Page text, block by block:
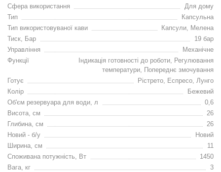
Сфера використання
Для дому
Тип
Капсульна
Тип використовуваної кави
Капсули, Мелена
Тиск, Бар
19 бар
Управління
Механічне
Функції
Індикація готовності до роботи, Регулювання
температури, Попереднє змочування
Готує
Рістрето, Еспресо, Лунго
Колір
Бежевий
Об'єм резервуара для води, л
0,6
Висота, см
26
Глибина, см
26
Новий - б/у
Новий
Ширина, см
11
Споживана потужність, Вт
1450
Вага, кг
3